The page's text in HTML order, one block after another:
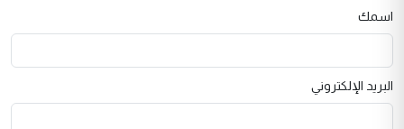
اسمك
البريد الإلكتروني